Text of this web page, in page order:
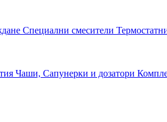
Специални смесители
Чаши, Сапунерки и дозатори